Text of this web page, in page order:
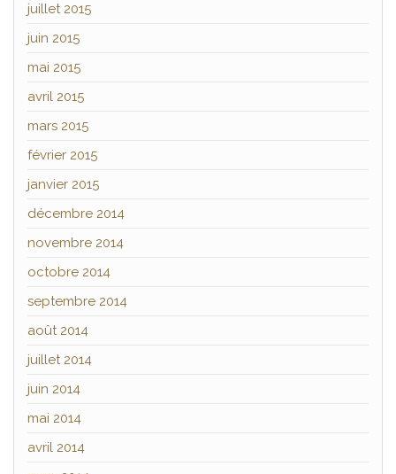
juillet 2015
juin 2015
mai 2015
avril 2015
mars 2015
février 2015
janvier 2015
décembre 2014
novembre 2014
octobre 2014
septembre 2014
août 2014
juillet 2014
juin 2014
mai 2014
avril 2014